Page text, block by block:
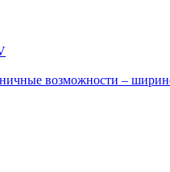
возможности –